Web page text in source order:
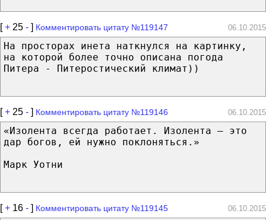
[+ 25 - ] Комментировать цитату №119147 06.10.2015
На просторах инета наткнулся на картинку,
на которой более точно описана погода
Питера - Питеростический климат))
[+ 25 - ] Комментировать цитату №119146 06.10.2015
«Изолента всегда работает. Изолента — это
дар богов, ей нужно поклоняться.»
Марк Уотни
[+ 16 - ] Комментировать цитату №119145 06.10.2015